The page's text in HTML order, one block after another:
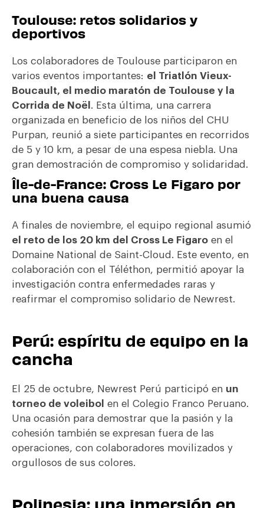
Toulouse: retos solidarios y
deportivos
Los colaboradores de Toulouse participaron en
varios eventos importantes: el Triatlón Vieux-
Boucault, el medio maratón de Toulouse y la
Corrida de Noël . Esta última, una carrera
organizada en beneficio de los niños del CHU
Purpan, reunió a siete participantes en recorridos
de 5 y 10 km, a pesar de una espesa niebla. Una
gran demostración de compromiso y solidaridad.
Île-de-France: Cross Le Figaro por
una buena causa
A finales de noviembre, el equipo regional asumió
el reto de los 20 km del Cross Le Figaro en el
Domaine National de Saint-Cloud. Este evento, en
colaboración con el Téléthon, permitió apoyar la
investigación contra enfermedades raras y
reafirmar el compromiso solidario de Newrest.
Perú: espíritu de equipo en la
cancha
El 25 de octubre, Newrest Perú participó en un
torneo de voleibol en el Colegio Franco Peruano.
Una ocasión para demostrar que la pasión y la
cohesión también se expresan fuera de las
operaciones, con colaboradores movilizados y
orgullosos de sus colores.
Polinesia: una inmersión en